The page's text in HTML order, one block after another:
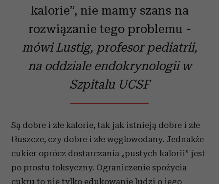
kalorie”, nie mamy szans na
rozwiązanie tego problemu -
mówi Lustig, profesor pediatrii,
na oddziale endokrynologii w
Szpitalu UCSF
Są dobre i złe kalorie, tak jak istnieją dobre i złe
tłuszcze, czy dobre i złe węglowodany. Jednakże
cukier oprócz dostarczania „pustych kalorii” jest
po prostu toksyczny. Ograniczenie spożycia
cukru to nie tylko edukowanie ludzi o jego